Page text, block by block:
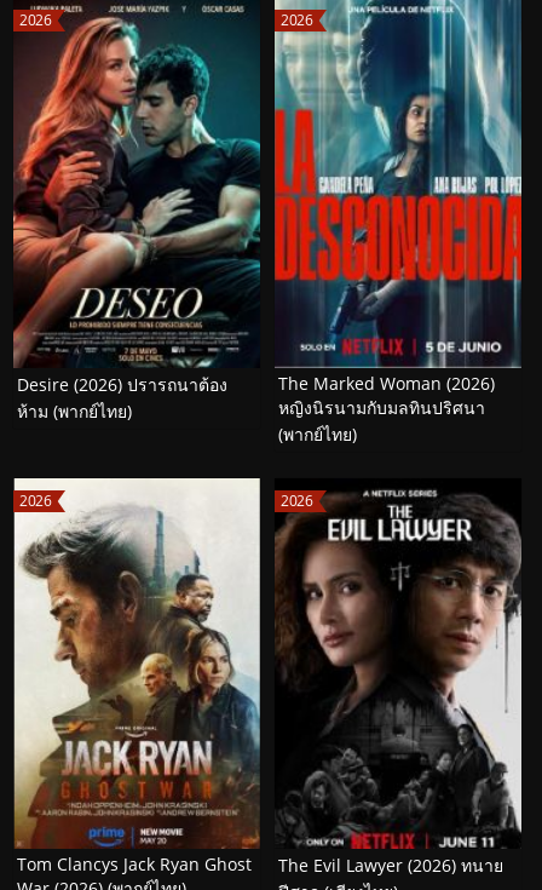
2026
Desire (2026) ปรารถนาต้อง
ห้าม (พากย์ไทย)
2026
The Marked Woman (2026)
หญิงนิรนามกับมลทินปริศนา
(พากย์ไทย)
2026
Tom Clancys Jack Ryan Ghost
2026
The Evil Lawyer (2026) ทนาย